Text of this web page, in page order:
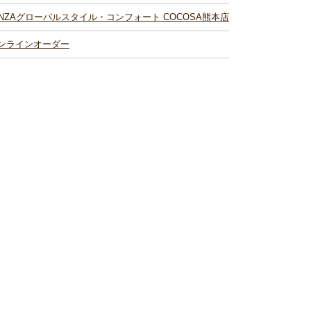
グローバルスタイル・コンフォート COCOSA熊本店
ラインオーダー